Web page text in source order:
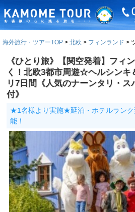
海外旅行・ツアーTOP 北欧 フィンランド
《ひとり旅》【関空発着】フィ
く！北欧3都市周遊☆ヘルシンキ
リ7日間《人気のナーンタリ・
付》
★1名様より実施★延泊・ホテルランク
能！